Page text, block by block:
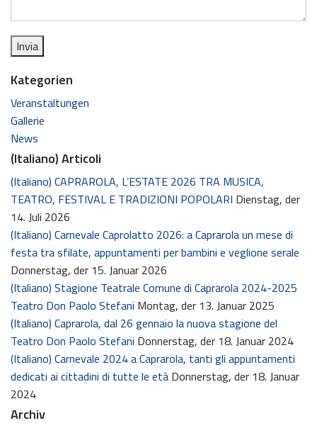
Kategorien
Veranstaltungen
Gallerie
News
(Italiano) Articoli
(Italiano) CAPRAROLA, L’ESTATE 2026 TRA MUSICA,
TEATRO, FESTIVAL E TRADIZIONI POPOLARI Dienstag, der
14. Juli 2026
(Italiano) Carnevale Caprolatto 2026: a Caprarola un mese di
festa tra sfilate, appuntamenti per bambini e veglione serale
Donnerstag, der 15. Januar 2026
(Italiano) Stagione Teatrale Comune di Caprarola 2024-2025
Teatro Don Paolo Stefani Montag, der 13. Januar 2025
(Italiano) Caprarola, dal 26 gennaio la nuova stagione del
Teatro Don Paolo Stefani Donnerstag, der 18. Januar 2024
(Italiano) Carnevale 2024 a Caprarola, tanti gli appuntamenti
dedicati ai cittadini di tutte le età Donnerstag, der 18. Januar
2024
Archiv